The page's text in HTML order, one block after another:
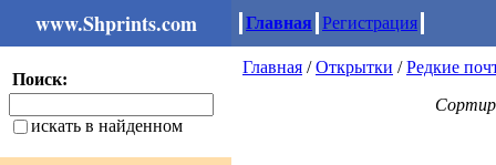
www.Shprints.com Главная Регистрация
Поиск:
искать в найденном
Главная /Открытки /Редкие